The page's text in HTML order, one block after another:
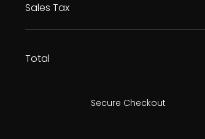
Sales Tax
Total
Secure Checkout